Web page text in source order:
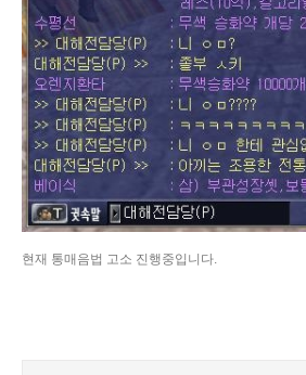
현재 통매음법 고소 진행중입니다.